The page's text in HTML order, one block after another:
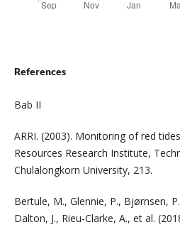
References
Bab II
ARRI. (2003). Monitoring of red
Resources Research Institute,
Chulalongkorn University, 213.
Bertule, M., Glennie, P., Bjørnsen,
Dalton, J., Rieu-Clarke, A., et al.